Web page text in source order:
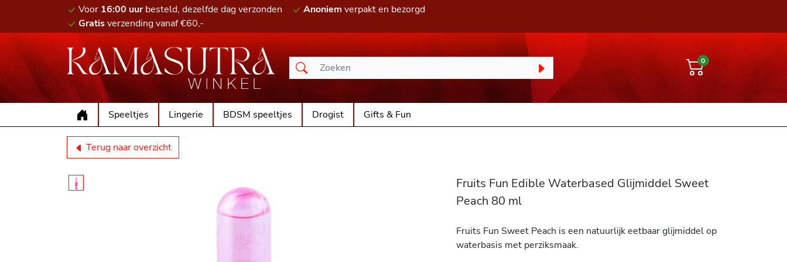
Voor 16:00 uurbesteld, dezelfde dag verzonden Anoniem verpakt en bezorgd
Gratisverzending vanaf €60,-
0
Speeltjes Lingerie BDSM speeltjes Drogist Gifts & Fun
Terug naar overzicht
Fruits Fun Edible Waterbased Glijmiddel Sweet
Peach 80 ml
Fruits Fun Sweet Peach is een natuurlijk eetbaar glijmiddel op
waterbasis met perziksmaak.